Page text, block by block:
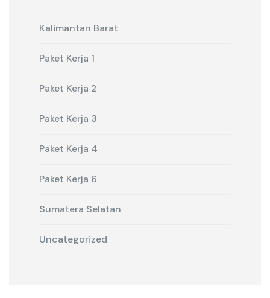
Kalimantan Barat
Paket Kerja 1
Paket Kerja 2
Paket Kerja 3
Paket Kerja 4
Paket Kerja 6
Sumatera Selatan
Uncategorized